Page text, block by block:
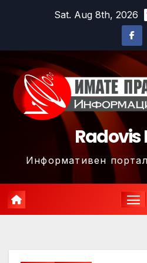
Sat. Aug 8th, 2026
Radovis
Информативен